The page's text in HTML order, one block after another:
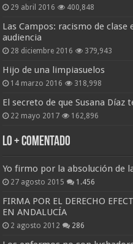
29 abril 2016 400,848
Las Campos: racismo de
audiencia
28 diciembre 2016 379,943
Hijo de una limpiasuelos
14 marzo 2016 318,998
El secreto de que Susana Díaz
22 mayo 2017 162,896
Lo + Comentado
Yo firmo por la absolución de
27 agosto 2015 1.456
FIRMA POR EL DERECHO
EN ANDALUCÍA
2 agosto 2012 286